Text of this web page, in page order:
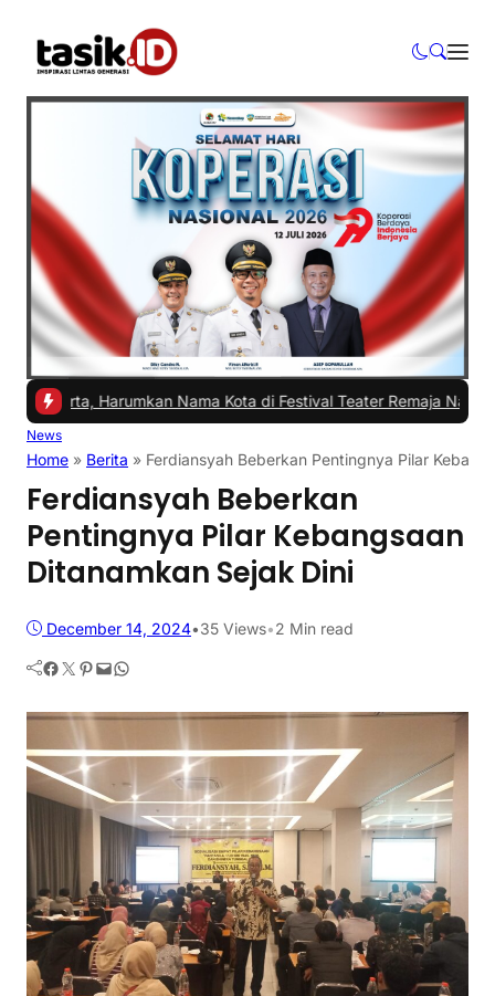
Harumkan Nama Kota di Festival Teater Remaja Nasional|#2 -
News
Home » Berita » Ferdiansyah Beberkan Pentingnya Pilar
Ferdiansyah Beberkan
Pentingnya Pilar Kebangsaan
Ditanamkan Sejak Dini
December 14, 2024•35 Views•2 Min read
Facebook Twitter Pinterest Mail WhatsApp